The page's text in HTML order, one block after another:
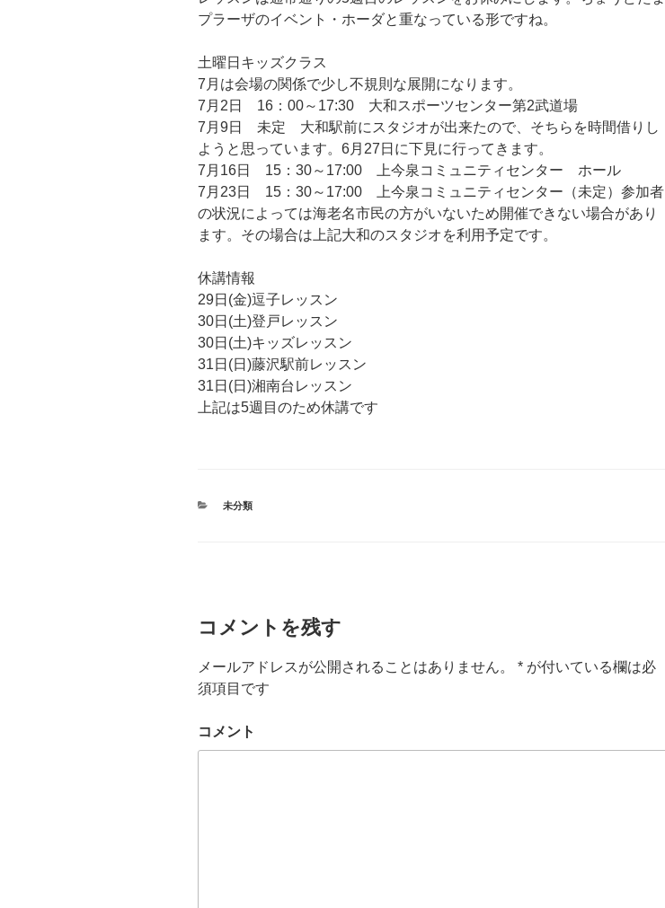
プラーザのイベント・ホーダと重なっている形ですね。
土曜日キッズクラス
7月は会場の関係で少し不規則な展開になります。
7月2日 16：00～17:30 大和スポーツセンター第2武道場
7月9日 未定 大和駅前にスタジオが出来たので、そちらを時間借りし
ようと思っています。6月27日に下見に行ってきます。
7月16日 15：30～17:00 上今泉コミュニティセンター ホール
7月23日 15：30～17:00 上今泉コミュニティセンター（未定）参加者
の状況によっては海老名市民の方がいないため開催できない場合があり
ます。その場合は上記大和のスタジオを利用予定です。
休講情報
29日(金)逗子レッスン
30日(土)登戸レッスン
30日(土)キッズレッスン
31日(日)藤沢駅前レッスン
31日(日)湘南台レッスン
上記は5週目のため休講です
カ
未分類
コメントを残す
メールアドレスが公開されることはありません。 * が付いている欄は必
須項目です
コメント